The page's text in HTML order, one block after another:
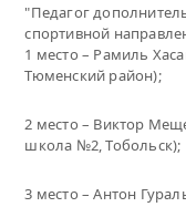
"Педагог
спортивной
1 место – Рамиль
Тюменский район);
2 место – Виктор
школа №2, Тобольск);
3 место – Антон